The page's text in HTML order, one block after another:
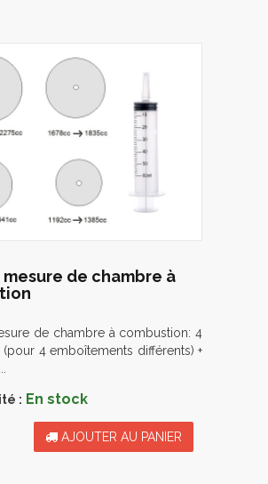
de chambre à
de chambre à combustion: 4
4 emboîtements différents) +
: En stock
AJOUTER AU PANIER